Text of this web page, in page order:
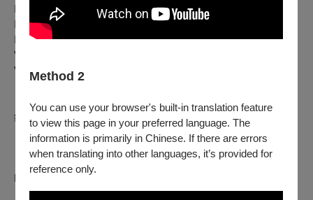
Method 2
You can use your browser's built-in translation feature
to view this page in your preferred language. The
information is primarily in Chinese. If there are errors
when translating into other languages, it’s provided for
reference only.
II. Fugue
III. Forlane
IV. Rigaudon
V. Menuet
VI. Toccata
【演出者】
鋼琴Piano ｜涂祥 Hsiang Tu
《紐約時報》(The New York Times) 讚揚鋼琴家涂祥演奏中
「充滿感性的說服力」，《波士頓音樂情報》(The Boston
Musical Intelligencer) 樂評讚賞他「無可挑剔的技巧」，
《Fanfare》稱讚其「在不同作曲家風格間自如轉換，展現出